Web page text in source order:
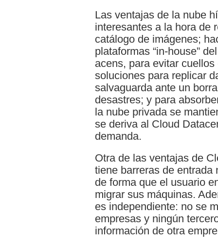
Las ventajas de la nube
interesantes a la hora de
catálogo de imágenes;
plataformas “in-house”
acens, para evitar
soluciones para replicar
salvaguarda ante un
desastres; y para
la nube privada se
se deriva al Cloud
demanda.
Otra de las ventajas de
tiene barreras de entrada
de forma que el usuario
migrar sus máquinas.
es independiente: no se
empresas y ningún
información de otra